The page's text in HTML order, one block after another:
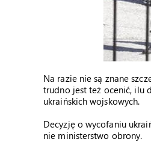
Na razie nie są znane
trudno jest też ocenić, ilu
ukraińskich wojskowych.
Decyzję o wycofaniu
nie ministerstwo obrony.